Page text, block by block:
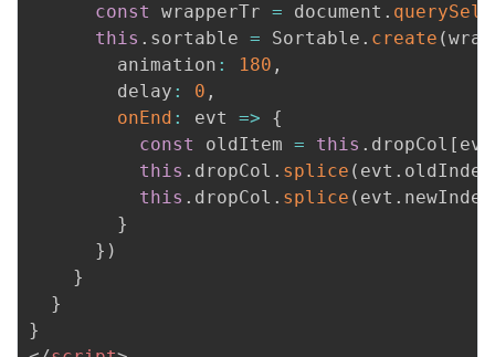
const
wrapperTr = document .
this . sortable = Sortable . create (
        animation
: 180 ,
        delay
: 0 ,
onEnd : evt =>
{
const
oldItem = this . dropCol [ evt
this . dropCol . splice ( evt . oldIndex
this . dropCol . splice ( evt . newIndex
}
} )
}
}
}